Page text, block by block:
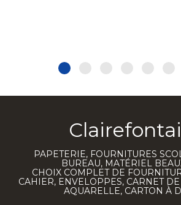
PAPETERIE, FOURNITURES
BUREAU, MATÉRIEL
CHOIX COMPLET DE
CAHIER, ENVELOPPES, CARNET
AQUARELLE, CARTON À